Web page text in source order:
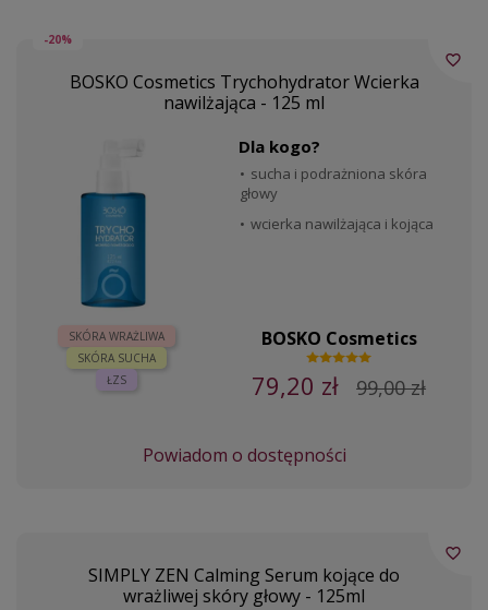
-20%
BOSKO Cosmetics Trychohydrator Wcierka
nawilżająca - 125 ml
SKÓRA WRAŻLIWA
SKÓRA SUCHA
ŁZS
Dla kogo?
sucha i podrażniona skóra
głowy
wcierka nawilżająca i kojąca
BOSKO Cosmetics
79,20 zł 99,00 zł
Powiadom o dostępności
favorite_border
SIMPLY ZEN Calming Serum kojące do
wrażliwej skóry głowy - 125ml
favorite_border